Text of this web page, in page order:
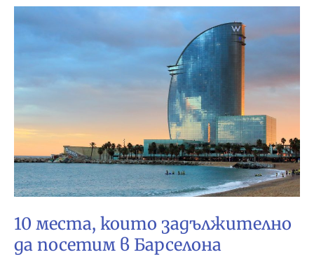
да
10 места, които задължително
да посетим в Барселона